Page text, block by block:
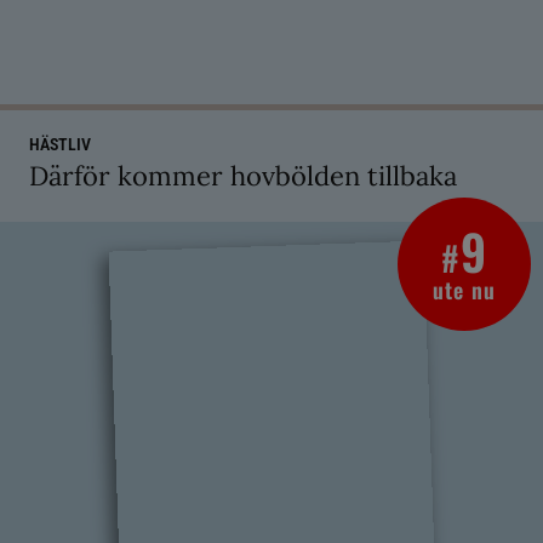
HÄSTLIV
Därför kommer hovbölden tillbaka
#9
ute nu